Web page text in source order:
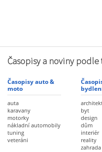
Časopisy a noviny
Časopisy auto &
moto
auta
karavany
motorky
nákladní automobily
tuning
veteráni
byt
design
dům
interiér
reality
zahrada